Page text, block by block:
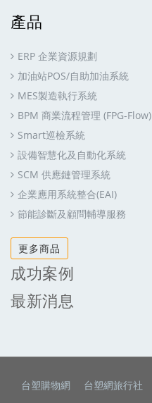
產品
ERP 企業資源規劃
加油站POS/自助加油系統
MES製造執行系統
BPM 商業流程管理 (FPG-Flow)
Smart巡檢系統
設備智慧化及自動化系統
SCM 供應鏈管理系統
企業應用系統整合(EAI)
節能診斷及顧問輔導服務
更多商品
成功案例
最新消息
台塑購物網 台塑網旅行社